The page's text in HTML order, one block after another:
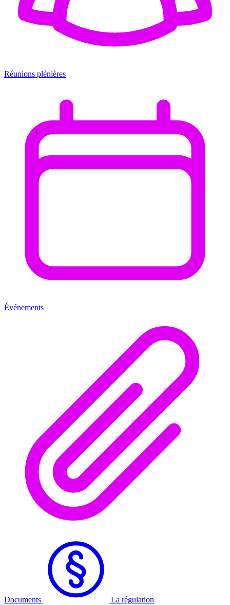
Réunions plénières
Événements
Documents La régulation